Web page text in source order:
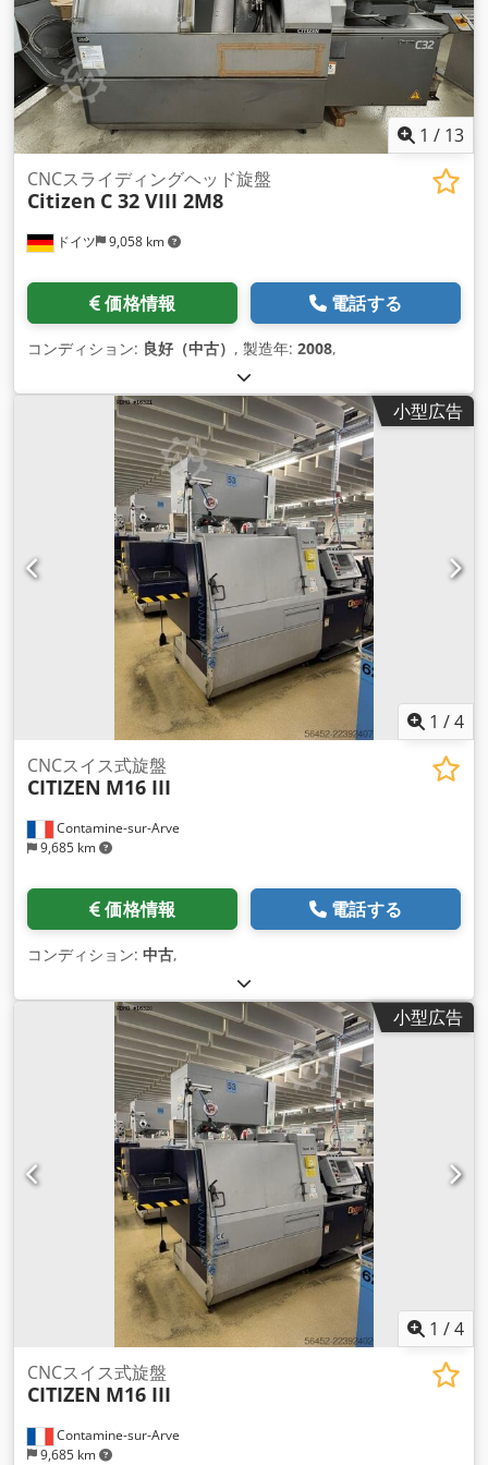
1 / 13
ドイツ 9,058 km
CNCスライディングヘッド旋盤
Citizen C 32 VIII 2M8
価格情報 電話する
コンディション: 良好（中古） , 製造年: 2008,
小型広告
1 /4
Contamine-sur-Arve
9,685 km
CNCスイス式旋盤
CITIZEN M16 III
価格情報 電話する
コンディション: 中古,
小型広告
1 /4
Contamine-sur-Arve
9,685 km
CNCスイス式旋盤
CITIZEN M16 III